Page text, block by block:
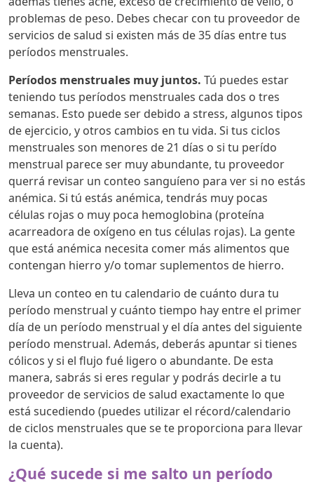
problemas de peso. Debes checar con tu proveedor de
servicios de salud si existen más de 35 días entre tus
períodos menstruales.
Períodos menstruales muy juntos. Tú puedes estar
teniendo tus períodos menstruales cada dos o tres
semanas. Esto puede ser debido a stress, algunos tipos
de ejercicio, y otros cambios en tu vida. Si tus ciclos
menstruales son menores de 21 días o si tu perído
menstrual parece ser muy abundante, tu proveedor
querrá revisar un conteo sanguíeno para ver si no estás
anémica. Si tú estás anémica, tendrás muy pocas
células rojas o muy poca hemoglobina (proteína
acarreadora de oxígeno en tus células rojas). La gente
que está anémica necesita comer más alimentos que
contengan hierro y/o tomar suplementos de hierro.
Lleva un conteo en tu calendario de cuánto dura tu
período menstrual y cuánto tiempo hay entre el primer
día de un período menstrual y el día antes del siguiente
período menstrual. Además, deberás apuntar si tienes
cólicos y si el flujo fué ligero o abundante. De esta
manera, sabrás si eres regular y podrás decirle a tu
proveedor de servicios de salud exactamente lo que
está sucediendo (puedes utilizar el récord/calendario
de ciclos menstruales que se te proporciona para llevar
la cuenta).
¿Qué sucede si me salto un período